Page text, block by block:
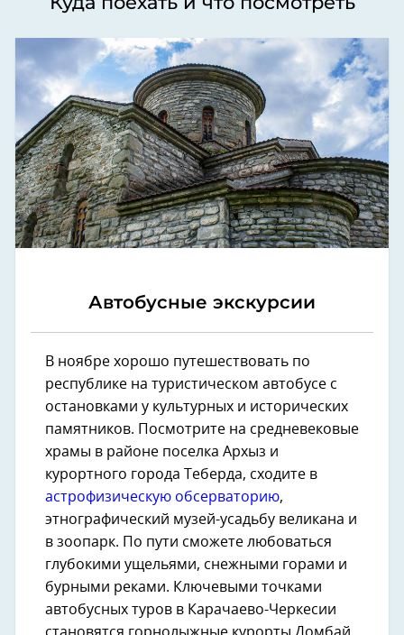
Автобусные экскурсии
В ноябре хорошо путешествовать по
республике на туристическом автобусе с
остановками у культурных и исторических
памятников. Посмотрите на средневековые
храмы в районе поселка Архыз и
курортного города Теберда, сходите в
астрофизическую обсерваторию,
этнографический музей-усадьбу великана и
в зоопарк. По пути сможете любоваться
глубокими ущельями, снежными горами и
бурными реками. Ключевыми точками
автобусных туров в Карачаево-Черкесии